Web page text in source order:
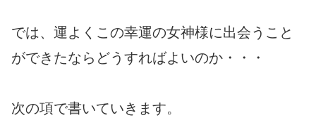
では、運よくこの幸運の女神様に出会うこと
ができたならどうすればよいのか・・・
次の項で書いていきます。